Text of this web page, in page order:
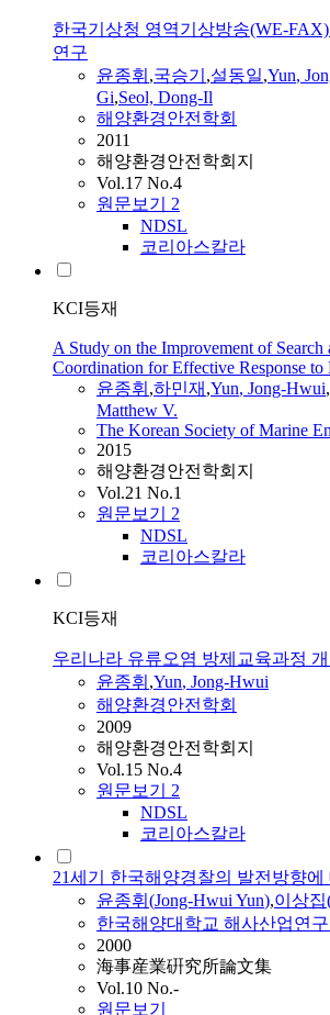
한국기상청 영역기상방송(WE-
연구
윤종휘 ,국승기 ,설동일,Yun,
Gi,Seol, Dong-Il
해양환경안전학회
2011
해양환경안전학회지
Vol.17 No.4
원문보기 2
NDSL
코리아스칼라
KCI등재
A Study on the Improvement of Search
Coordination for Effective Response to
윤종휘 ,하민재 ,Yun, Jong-Hwui,
Matthew V.
The Korean Society of Marine
2015
해양환경안전학회지
Vol.21 No.1
원문보기 2
NDSL
코리아스칼라
KCI등재
우리나라 유류오염 방제교육과정
윤종휘 ,Yun, Jong-Hwui
해양환경안전학회
2009
해양환경안전학회지
Vol.15 No.4
원문보기 2
NDSL
코리아스칼라
21세기 한국해양경찰의 발전방향에
윤종휘 (Jong-HwuiYun),이상집
한국해양대학교 해사산업연
2000
海事産業硏究所論文集
Vol.10 No.-
원문보기